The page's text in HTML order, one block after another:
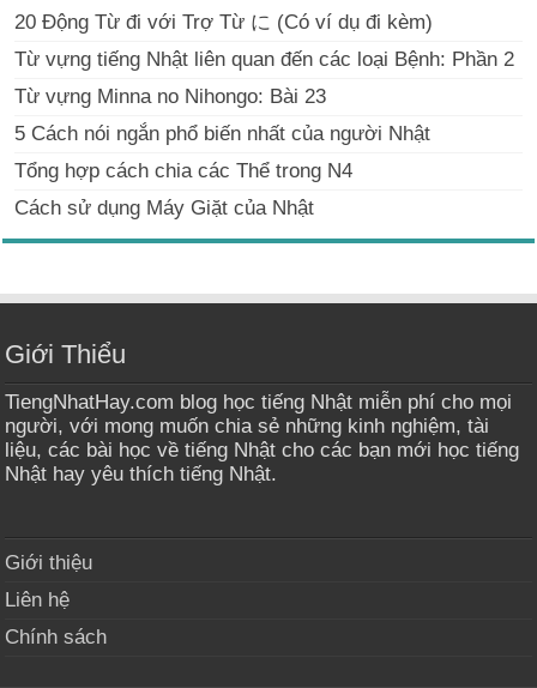
20 Động Từ đi với Trợ Từ に (Có ví dụ đi kèm)
Từ vựng tiếng Nhật liên quan đến các loại Bệnh: Phần 2
Từ vựng Minna no Nihongo: Bài 23
5 Cách nói ngắn phổ biến nhất của người Nhật
Tổng hợp cách chia các Thể trong N4
Cách sử dụng Máy Giặt của Nhật
Giới Thiểu
TiengNhatHay.com blog học tiếng Nhật miễn phí cho mọi
người, với mong muốn chia sẻ những kinh nghiệm, tài
liệu, các bài học về tiếng Nhật cho các bạn mới học tiếng
Nhật hay yêu thích tiếng Nhật.
Giới thiệu
Liên hệ
Chính sách